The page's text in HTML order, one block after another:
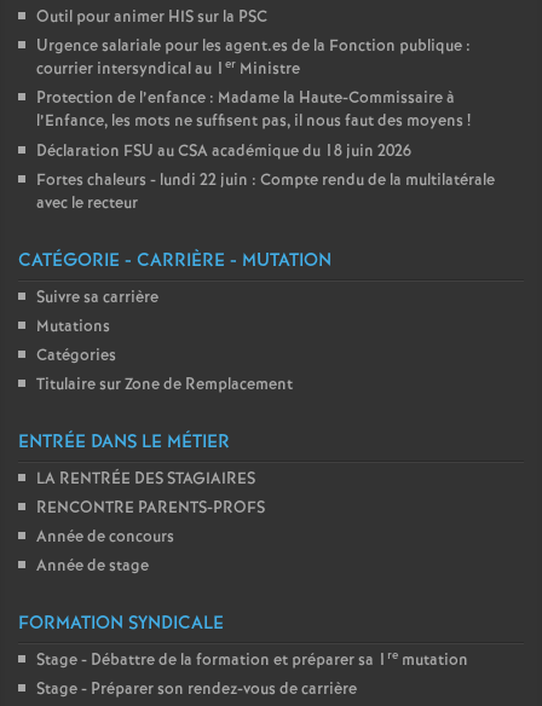
Outil pour animer HIS sur la PSC
Urgence salariale pour les agent.es de la Fonction publique :
courrier intersyndical au 1 er Ministre
Protection de l’enfance : Madame la Haute-Commissaire à
l’Enfance, les mots ne suffisent pas, il nous faut des moyens !
Déclaration FSU au CSA académique du 18 juin 2026
Fortes chaleurs - lundi 22 juin : Compte rendu de la multilatérale
avec le recteur
CATÉGORIE - CARRIÈRE - MUTATION
Suivre sa carrière
Mutations
Catégories
Titulaire sur Zone de Remplacement
ENTRÉE DANS LE MÉTIER
LA RENTRÉE DES STAGIAIRES
RENCONTRE PARENTS-PROFS
Année de concours
Année de stage
FORMATION SYNDICALE
Stage - Débattre de la formation et préparer sa 1 re mutation
Stage - Préparer son rendez-vous de carrière